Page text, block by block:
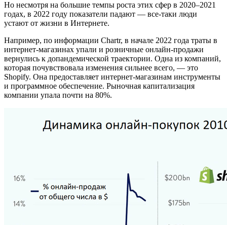
Но несмотря на большие темпы роста этих сфер в 2020–2021
годах, в 2022 году показатели падают — все-таки люди
устают от жизни в Интернете.
Например, по информации Chartr, в начале 2022 года траты в
интернет-магазинах упали и розничные онлайн-продажи
вернулись к допандемической траектории. Одна из компаний,
которая почувствовала изменения сильнее всего, — это
Shopify. Она предоставляет интернет-магазинам инструменты
и программное обеспечение. Рыночная капитализация
компании упала почти на 80%.